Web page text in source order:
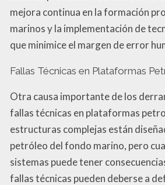
mejora continua en la formación
marinos y la implementación de
que minimice el margen de error
Fallas Técnicas en Plataformas
Otra causa importante de los
fallas técnicas en plataformas
estructuras complejas están
petróleo del fondo marino, pero
sistemas puede tener
fallas técnicas pueden deberse a